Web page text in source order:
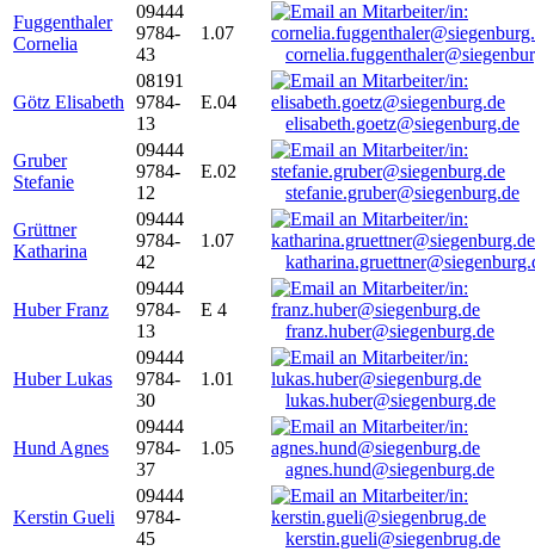
Fuggenthaler
Cornelia
09444
9784-
43
1.07
Götz Elisabeth
08191
9784-
13
E.04
elisabeth.goetz@siegenburg.de
Gruber
Stefanie
09444
9784-
12
E.02
stefanie.gruber@siegenburg.de
Grüttner
Katharina
09444
9784-
42
1.07
Huber Franz
09444
9784-
13
E 4
franz.huber@siegenburg.de
Huber Lukas
09444
9784-
30
1.01
lukas.huber@siegenburg.de
Hund Agnes
09444
9784-
37
1.05
agnes.hund@siegenburg.de
Kerstin Gueli
09444
9784-
45
kerstin.gueli@siegenbrug.de